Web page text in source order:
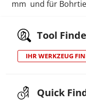
mm und für
Tool
IHR WERKZEUG
Quick